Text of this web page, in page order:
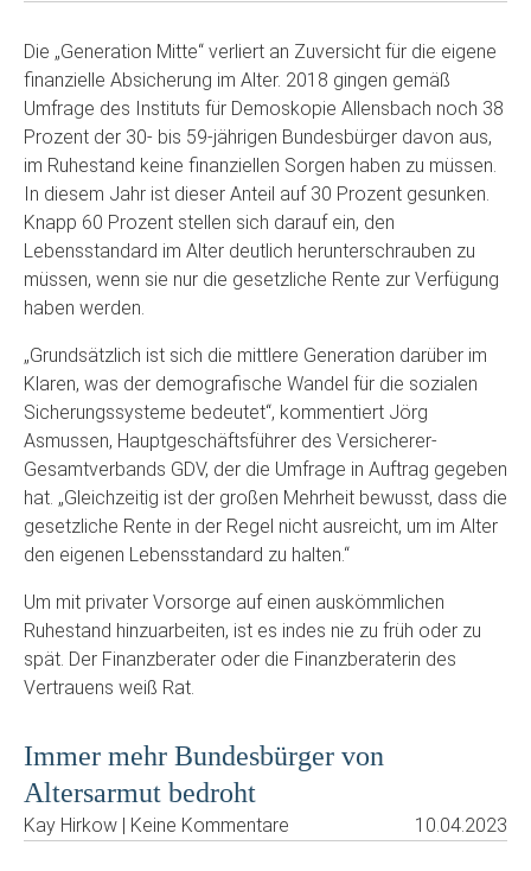
Die „Generation Mitte“ verliert an Zuversicht für die eigene
finanzielle Absicherung im Alter. 2018 gingen gemäß
Umfrage des Instituts für Demoskopie Allensbach noch 38
Prozent der 30- bis 59-jährigen Bundesbürger davon aus,
im Ruhestand keine finanziellen Sorgen haben zu müssen.
In diesem Jahr ist dieser Anteil auf 30 Prozent gesunken.
Knapp 60 Prozent stellen sich darauf ein, den
Lebensstandard im Alter deutlich herunterschrauben zu
müssen, wenn sie nur die gesetzliche Rente zur Verfügung
haben werden.
„Grundsätzlich ist sich die mittlere Generation darüber im
Klaren, was der demografische Wandel für die sozialen
Sicherungssysteme bedeutet“, kommentiert Jörg
Asmussen, Hauptgeschäftsführer des Versicherer-
Gesamtverbands GDV, der die Umfrage in Auftrag gegeben
hat. „Gleichzeitig ist der großen Mehrheit bewusst, dass die
gesetzliche Rente in der Regel nicht ausreicht, um im Alter
den eigenen Lebensstandard zu halten.“
Um mit privater Vorsorge auf einen auskömmlichen
Ruhestand hinzuarbeiten, ist es indes nie zu früh oder zu
spät. Der Finanzberater oder die Finanzberaterin des
Vertrauens weiß Rat.
Immer mehr Bundesbürger von
Altersarmut bedroht
Kay Hirkow | Keine Kommentare 10.04.2023